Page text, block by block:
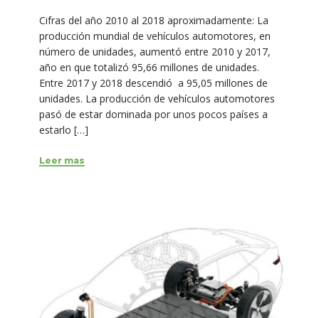
Cifras del año 2010 al 2018 aproximadamente: La
producción mundial de vehículos automotores, en
número de unidades, aumentó entre 2010 y 2017,
año en que totalizó 95,66 millones de unidades.
Entre 2017 y 2018 descendió a 95,05 millones de
unidades. La producción de vehículos automotores
pasó de estar dominada por unos pocos países a
estarlo […]
Leer mas